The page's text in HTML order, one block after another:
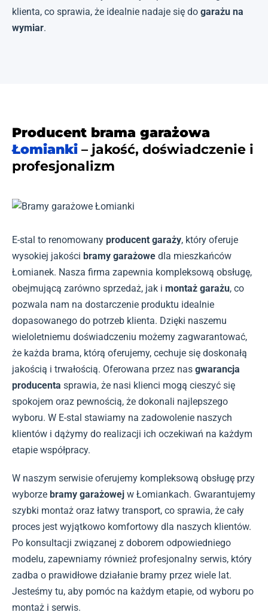
klienta, co sprawia, że idealnie nadaje się do garażu na
wymiar.
Producent brama garażowa
Łomianki – jakość, doświadczenie i
profesjonalizm
E-stal to renomowany producent garaży, który oferuje
wysokiej jakości bramy garażowe dla mieszkańców
Łomianek. Nasza firma zapewnia kompleksową obsługę,
obejmującą zarówno sprzedaż, jak i montaż garażu, co
pozwala nam na dostarczenie produktu idealnie
dopasowanego do potrzeb klienta. Dzięki naszemu
wieloletniemu doświadczeniu możemy zagwarantować,
że każda brama, którą oferujemy, cechuje się doskonałą
jakością i trwałością. Oferowana przez nas gwarancja
producenta sprawia, że nasi klienci mogą cieszyć się
spokojem oraz pewnością, że dokonali najlepszego
wyboru. W E-stal stawiamy na zadowolenie naszych
klientów i dążymy do realizacji ich oczekiwań na każdym
etapie współpracy.
W naszym serwisie oferujemy kompleksową obsługę przy
wyborze bramy garażowej w Łomiankach. Gwarantujemy
szybki montaż oraz łatwy transport, co sprawia, że cały
proces jest wyjątkowo komfortowy dla naszych klientów.
Po konsultacji związanej z doborem odpowiedniego
modelu, zapewniamy również profesjonalny serwis, który
zadba o prawidłowe działanie bramy przez wiele lat.
Jesteśmy tu, aby pomóc na każdym etapie, od wyboru po
montaż i serwis.